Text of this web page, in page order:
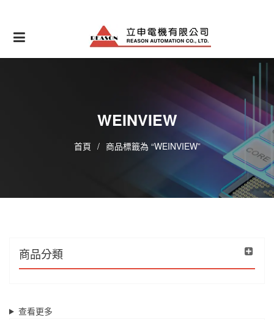
content
WEINVIEW
首頁 / 商品標籤為 “WEINVIEW”
商品分類
查看更多